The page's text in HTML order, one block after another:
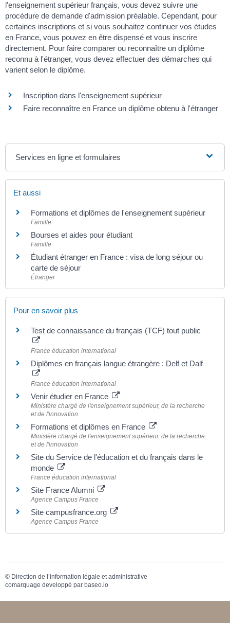
l'enseignement supérieur français, vous devez suivre une
procédure de demande d'admission préalable. Cependant, pour
certaines inscriptions et si vous souhaitez continuer vos études
en France, vous pouvez en être dispensé et vous inscrire
directement. Pour faire comparer ou reconnaître un diplôme
reconnu à l'étranger, vous devez effectuer des démarches qui
varient selon le diplôme.
Inscription dans l'enseignement supérieur
Faire reconnaître en France un diplôme obtenu à l'étranger
Services en ligne et formulaires
Et aussi
Formations et diplômes de l'enseignement supérieur
Famille
Bourses et aides pour étudiant
Famille
Étudiant étranger en France : visa de long séjour ou
carte de séjour
Étranger
Pour en savoir plus
Test de connaissance du français (TCF) tout public
France éducation international
Diplômes en français langue étrangère : Delf et Dalf
France éducation international
Venir étudier en France
Ministère chargé de l'enseignement supérieur, de la recherche
et de l'innovation
Formations et diplômes en France
Ministère chargé de l'enseignement supérieur, de la recherche
et de l'innovation
Site du Service de l'éducation et du français dans le
monde
France éducation international
Site France Alumni
Agence Campus France
Site campusfrance.org
Agence Campus France
© Direction de l’information légale et administrative
comarquage developpé par baseo.io